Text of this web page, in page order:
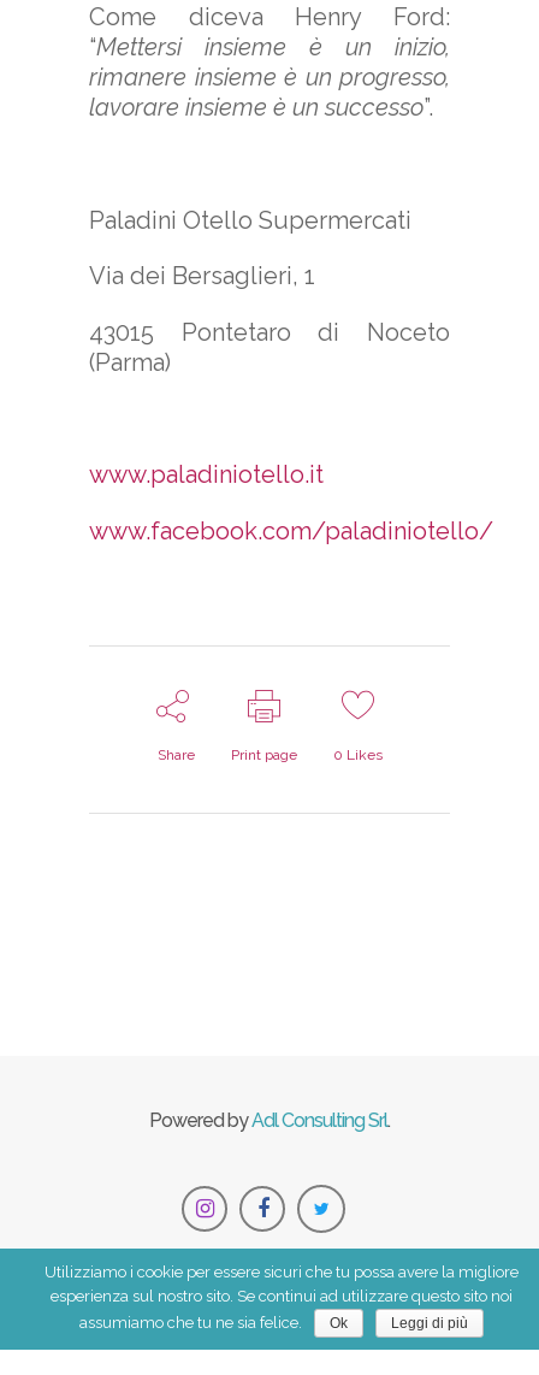
Come diceva Henry Ford:
“Mettersi insieme è un inizio,
rimanere insieme è un progresso,
lavorare insieme è un successo”.
Paladini Otello Supermercati
Via dei Bersaglieri, 1
43015 Pontetaro di Noceto
(Parma)
www.paladiniotello.it
www.facebook.com/paladiniotello/
Share Print page 0 Likes
Powered byAdl Consulting Srl.
CHI DONA
Utilizziamo i cookie per essere sicuri che tu possa avere la migliore
esperienza sul nostro sito. Se continui ad utilizzare questo sito noi
assumiamo che tu ne sia felice.
Ok Leggi di più